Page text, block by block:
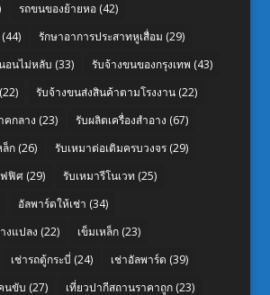
รถขนของย้ายหอ(42)
(44) รักษาอาการประสาทหูเสื่อม (29)
อนไม่หลับ (33) รับจ้างขนของกรุงเทพ (43)
(22) รับจ้างขนส่งสินค้าตามโรงงาน(22)
คกลาง (23) รับผลิตเครื่องสำอาง (67)
ล็ก(26) รับเหมาต่อเติมครบวงจร(29)
ฟฟิศ(29) รับเหมารีโนเวท (25)
อัลพาร์ดให้เช่า (34)
งแปลง (22) เข็มเหล็ก(23)
เช่ารถตู้กระบี่ (24) เช่าอัลพาร์ด (39)
นขับ (27) เที่ยวปากีสถานราคาถูก(23)